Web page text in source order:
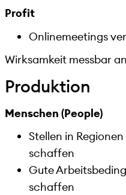
Profit
Onlinemeetings
Wirksamkeit messbar
Produktion
Menschen (People)
Stellen in
schaffen
Gute
schaffen